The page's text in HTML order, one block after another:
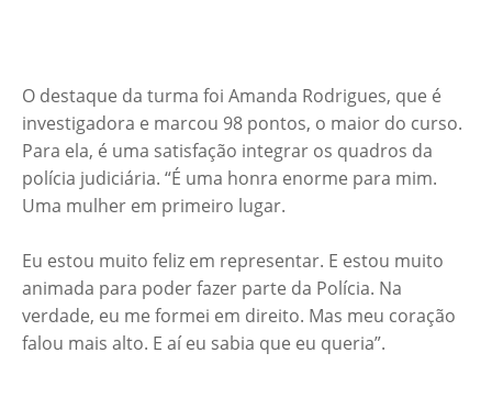
O destaque da turma foi Amanda Rodrigues, que é
investigadora e marcou 98 pontos, o maior do curso.
Para ela, é uma satisfação integrar os quadros da
polícia judiciária. “É uma honra enorme para mim.
Uma mulher em primeiro lugar.
Eu estou muito feliz em representar. E estou muito
animada para poder fazer parte da Polícia. Na
verdade, eu me formei em direito. Mas meu coração
falou mais alto. E aí eu sabia que eu queria”.